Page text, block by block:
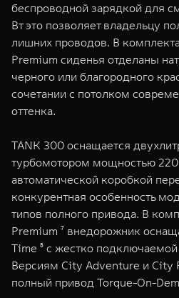
беспроводной зарядкой для
Вт это позволяет владельцу
лишних проводов. В
Premium сиденья отделаны
черного или благородного
сочетании с потолком
оттенка.
TANK 300 оснащается
турбомотором мощностью 220
автоматической коробкой
конкурентная особенность
типов полного привода. В
Premium ⁷ внедорожник
Time ⁸ с жестко
Версиям City Adventure и City
полный привод Torque-On-